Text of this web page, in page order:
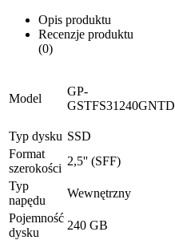
Opis produktu
Recenzje produktu
(0)
Model
GP-
GSTFS31240GNTD
Typ dysku SSD
Format
szerokości
2,5'' (SFF)
Typ
napędu
Wewnętrzny
Pojemność
dysku
240 GB